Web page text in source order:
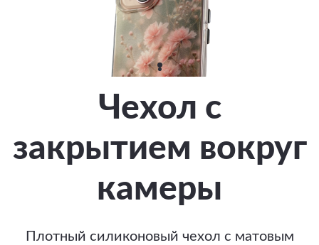
Чехол с
закрытием вокруг
камеры
Плотный силиконовый чехол с матовым